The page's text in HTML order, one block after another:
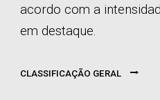
acordo com a
em destaque.
CLASSIFICAÇÃO GERAL ⭢